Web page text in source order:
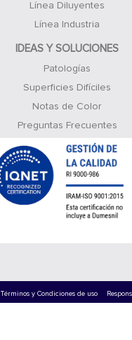
Línea Diluyentes
Línea Industria
IDEAS Y SOLUCIONES
Patologías
Superficies Difíciles
Notas de Color
Preguntas Frecuentes
Términos y Condiciones de uso